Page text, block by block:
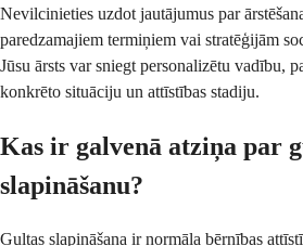
Nevilcinieties uzdot jautājumus par
paredzamajiem termiņiem vai stratēģijām
Jūsu ārsts var sniegt personalizētu vadību,
konkrēto situāciju un attīstības stadiju.
Kas ir galvenā atziņa par
slapināšanu?
Gultas slapināšana ir normāla bērnības